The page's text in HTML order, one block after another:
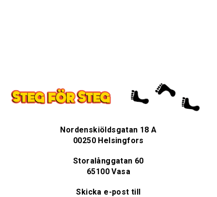
Nordenskiöldsgatan 18 A
00250 Helsingfors
Storalånggatan 60
65100 Vasa
Skicka e-post till